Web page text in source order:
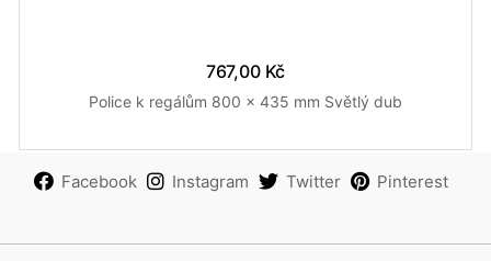
767,00 Kč
Police k regálům 800 x 435 mm Světlý dub
Facebook Instagram Twitter Pinterest